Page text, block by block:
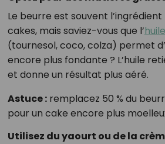
Le beurre est souvent
cakes, mais saviez-vous que l’
(tournesol, coco, colza) permet
encore plus fondante ? L’huile
et donne un résultat plus aéré.
Astuce :remplacez 50 % du
pour un cake encore plus
Utilisez du yaourt ou de la